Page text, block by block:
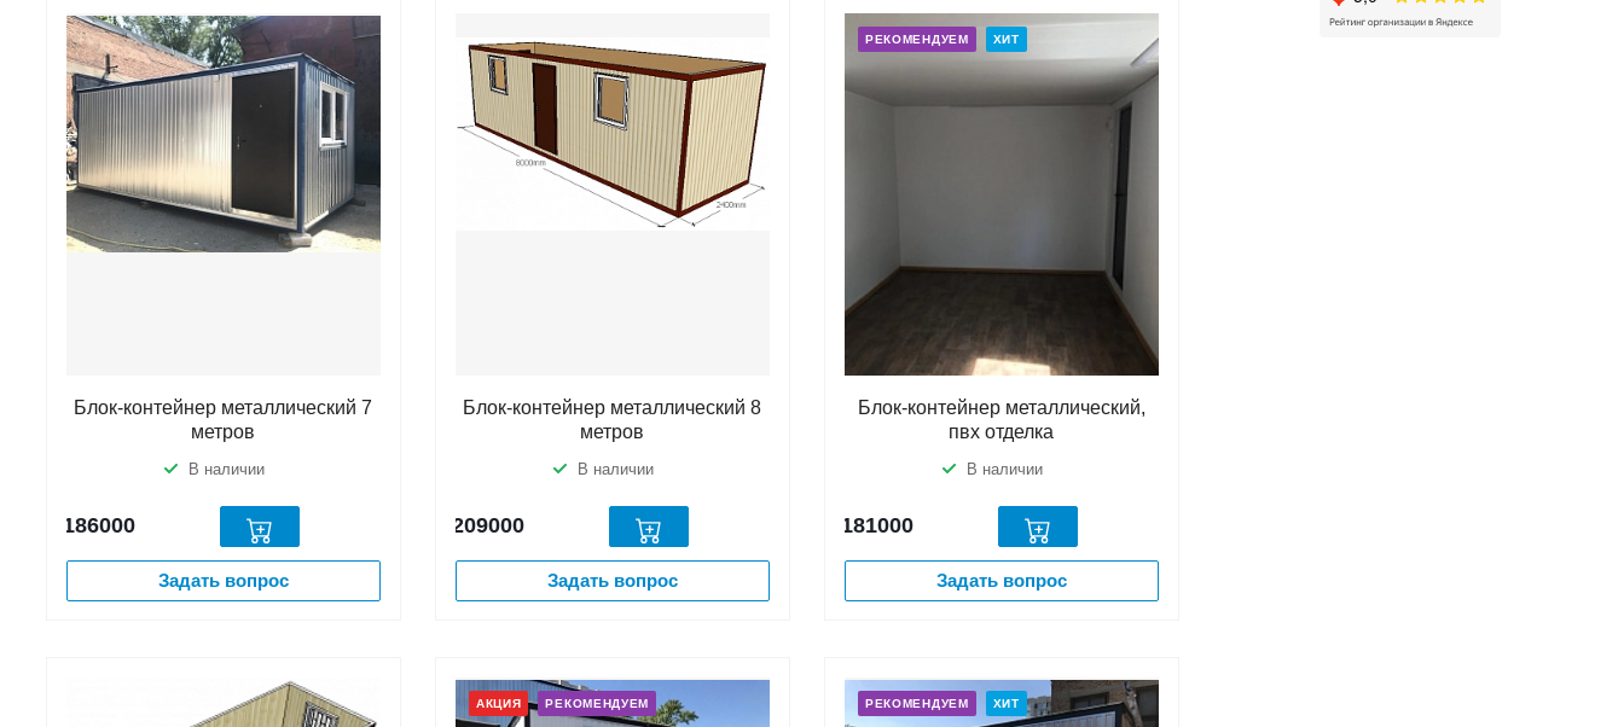
Блок-контейнер металлический 7
метров
В наличии
186000
Задать вопрос
Блок-контейнер металлический 8
метров
В наличии
209000
Задать вопрос
РЕКОМЕНДУЕМ ХИТ
Блок-контейнер металлический,
пвх отделка
В наличии
181000
Задать вопрос
АКЦИЯ РЕКОМЕНДУЕМ РЕКОМЕНДУЕМ ХИТ